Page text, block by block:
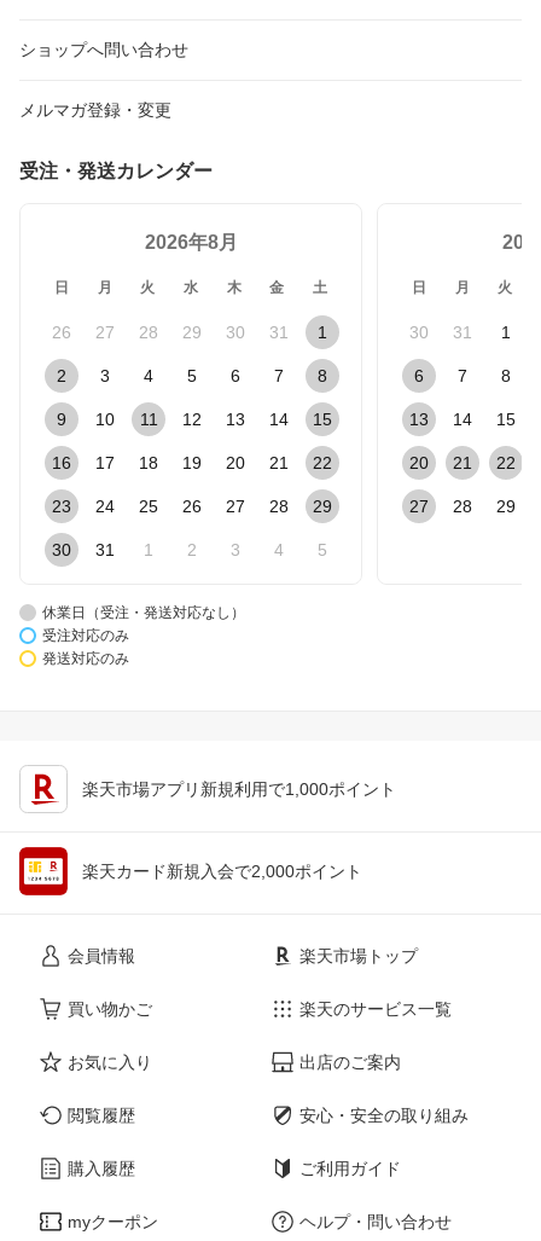
ショップへ問い合わせ
メルマガ登録・変更
受注・発送カレンダー
2026年8月
日 月 火 水 木 金 土
26 27 28 29 30 31 1
2 3 4 5 6 7 8
9 10 11 12 13 14 15
16 17 18 19 20 21 22
23 24 25 26 27 28 29
30 31 1 2 3 4 5
日 月 火
30 31 1
6 7 8
13 14 15
20 21 22
27 28 29
休業日（受注・発送対応なし）
受注対応のみ
発送対応のみ
楽天市場アプリ新規利用で1,000ポイント
楽天カード新規入会で2,000ポイント
会員情報
買い物かご
お気に入り
閲覧履歴
購入履歴
myクーポン
楽天市場トップ
楽天のサービス一覧
出店のご案内
安心・安全の取り組み
ご利用ガイド
ヘルプ・問い合わせ